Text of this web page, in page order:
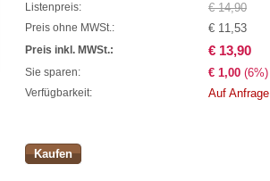
Listenpreis: € 14,90
Preis ohne MWSt.: € 11,53
Preis inkl. MWSt.: € 13,90
Sie sparen: € 1,00 (6%)
Verfügbarkeit: Auf Anfrage
Kaufen